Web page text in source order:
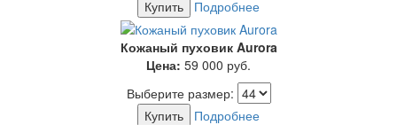
Купить Подробнее
Кожаный пуховик Aurora
Цена: 59 000 руб.
Выберите размер:
Купить
Подробнее